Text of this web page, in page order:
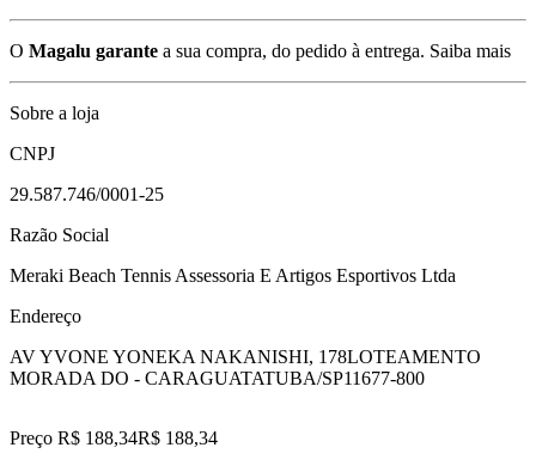
O Magalu garante a sua compra, do pedido à entrega. Saiba mais
Sobre a loja
CNPJ
29.587.746/0001-25
Razão Social
Meraki Beach Tennis Assessoria E Artigos Esportivos Ltda
Endereço
AV YVONE YONEKA NAKANISHI, 178LOTEAMENTO
MORADA DO - CARAGUATATUBA/SP11677-800
Preço R$ 188,34R$ 188,34